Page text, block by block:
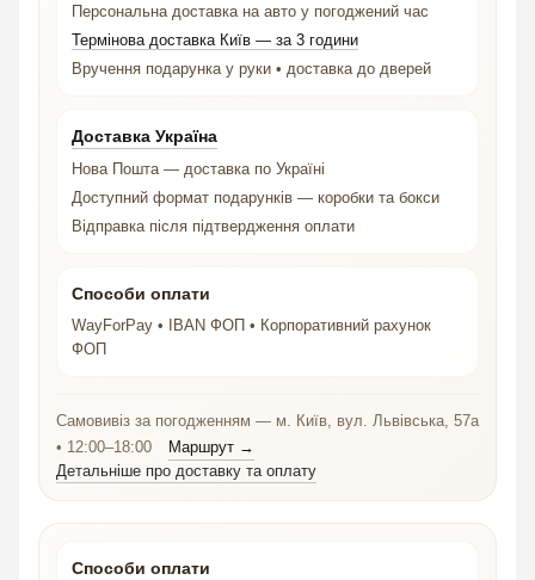
Персональна доставка на авто у погоджений час
Термінова доставка Київ — за 3 години
Вручення подарунка у руки • доставка до дверей
Доставка Україна
Нова Пошта — доставка по Україні
Доступний формат подарунків — коробки та бокси
Відправка після підтвердження оплати
Способи оплати
WayForPay • IBAN ФОП • Корпоративний рахунок
ФОП
Самовивіз за погодженням — м. Київ, вул. Львівська, 57а
• 12:00–18:00
Маршрут →
Детальніше про доставку та оплату
Способи оплати